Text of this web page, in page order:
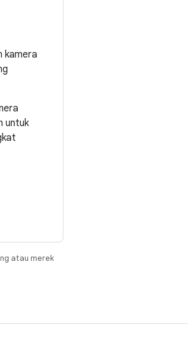
kamera
untuk
atau merek